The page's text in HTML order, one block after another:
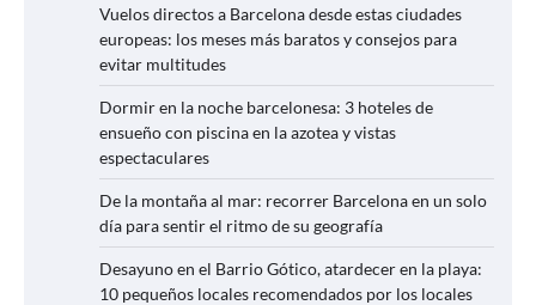
Vuelos directos a Barcelona desde estas ciudades
europeas: los meses más baratos y consejos para
evitar multitudes
Dormir en la noche barcelonesa: 3 hoteles de
ensueño con piscina en la azotea y vistas
espectaculares
De la montaña al mar: recorrer Barcelona en un solo
día para sentir el ritmo de su geografía
Desayuno en el Barrio Gótico, atardecer en la playa:
10 pequeños locales recomendados por los locales